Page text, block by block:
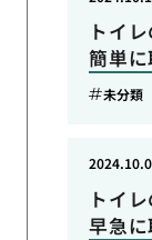
トイ
簡単
未分類
トイ
早急